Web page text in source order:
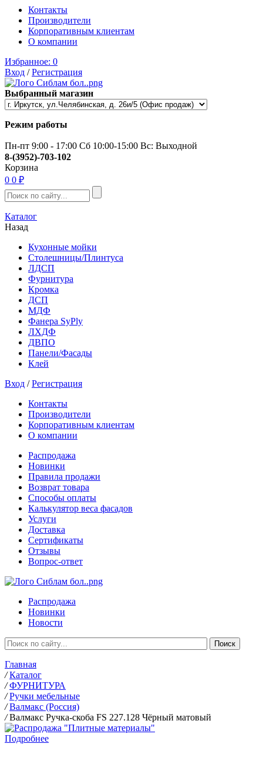
Контакты
Производители
Корпоративным клиентам
О компании
Избранное: 0
Вход /Регистрация
Выбранный магазин
Режим работы
Пн-пт 9:00 - 17:00 Сб 10:00-15:00 Вс: Выходной
8-(3952)-703-102
Корзина
0 0 ₽
Каталог
Назад
Кухонные мойки
Столешницы/Плинтуса
ЛДСП
Фурнитура
Кромка
ДСП
МДФ
Фанера SyPly
ЛХДФ
ДВПО
Панели/Фасады
Клей
Вход /Регистрация
Контакты
Производители
Корпоративным клиентам
О компании
Распродажа
Новинки
Правила продажи
Возврат товара
Способы оплаты
Калькулятор веса фасадов
Услуги
Доставка
Сертификаты
Отзывы
Вопрос-ответ
Распродажа
Новинки
Новости
Главная
/ Каталог
/ ФУРНИТУРА
/ Ручки мебельные
/ Валмакс (Россия)
/ Валмакс Ручка-скоба FS 227.128 Чёрный матовый
Подробнее